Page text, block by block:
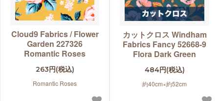
Cloud9 Fabrics / Flower
Garden 227326
Romantic Roses
263円(税込)
Romantic Roses
カットクロス Windham
Fabrics Fancy 52668-9
Flora Dark Green
484円(税込)
約40cm×約52cm